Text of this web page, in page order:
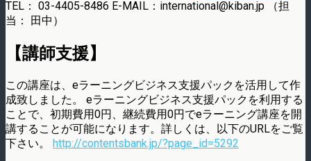
TEL： 03-4405-8486 E-MAIL：international@kiban.jp （担
当： 田中）
【講師支援】
この講座は、eラーニングビジネス支援パックを活用して作
成致しました。 eラーニングビジネス支援パックを利用する
ことで、初期費用0円、継続費用0円でeラーニング講座を開
講することが可能になります。詳しくは、以下のURLをご覧
下さい。
http://contentsbank.jp/?page_id=5292